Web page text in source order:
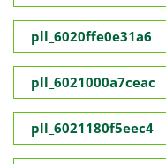
pll_6020ffe0e31a6
pll_6021000a7ceac
pll_6021180f5eec4